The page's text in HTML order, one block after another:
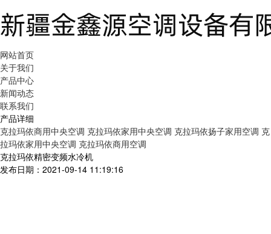
网站首页
关于我们
产品中心
新闻动态
联系我们
产品详细
克拉玛依商用中央空调 克拉玛依家用中央空调 克拉玛依扬子家用空调 克
拉玛依家用中央空调 克拉玛依商用空调
克拉玛依精密变频水冷机
发布日期：2021-09-14 11:19:16